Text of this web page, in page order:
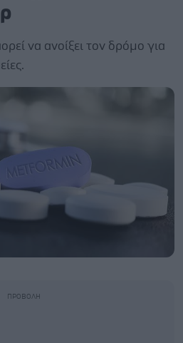
να ανοίξει τον δρόμο για